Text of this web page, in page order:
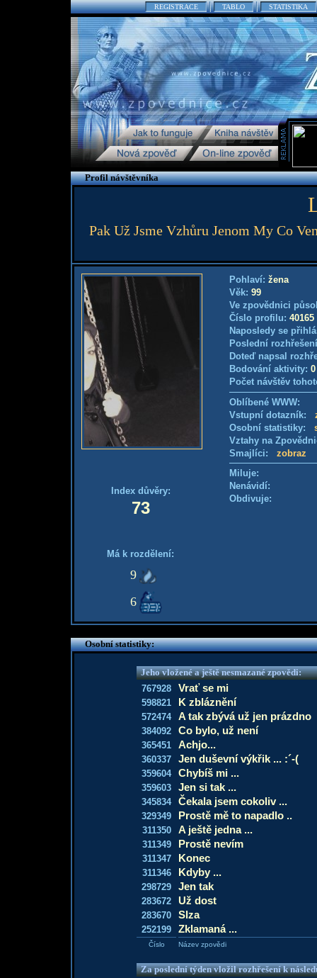
REGISTRACE TABLO STATISTIKA
Profil návštěvníka
Pak Už Jsme Vzhůru Jenom My Co
Index důvěry:
73
Má k rozdělení:
9
6
Pohlaví: žena
Věk: 99
Ve zpovědnici
Číslo profilu: 40165
Naposledy se
Poslední
Doteď napsal
Bodování aktivity:
Počet návštěv
Oblíbené WWW:
Vstupní dotazník:
Osobní statistiky:
Vztahy na
Smajlíci: zobraz
Miluje:
Nenávidí:
Obdivuje:
Osobní statistiky:
Jeho vložené a ještě nesmazané zpovědi:
767928
Vrať se mi
598821 K zbláznění
572474 A tak zbývá už jen prázdno
384092 Co bylo, už není
365451 Achjo...
360337 Jen duševní výkřik ... :´-(
359604 Chybíš mi ...
359603 Jen si tak ...
345834 Čekala jsem cokoliv ...
329349 Prostě mě to napadlo ..
311350 A ještě jedna ...
311349 Prostě nevím
311347 Konec
311346 Kdyby ...
298729 Jen tak
283672 Už dost
283670 Slza
252199 Zklamaná ...
Číslo Název zpovědi
Za poslední týden vložil rozhřešení k